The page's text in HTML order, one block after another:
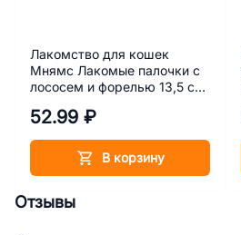
Лакомство для кошек
Мнямс Лакомые палочки с
лососем и форелью 13,5 см
52.99 ₽
В корзину
Отзывы